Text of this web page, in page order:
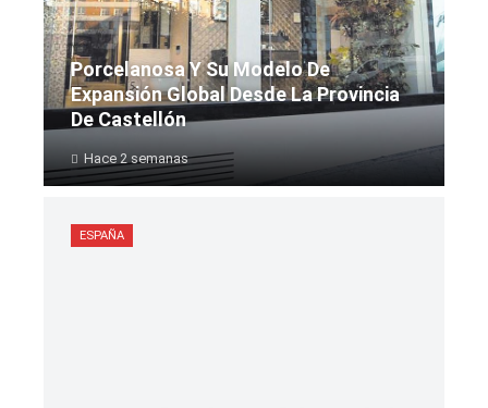
Porcelanosa Y Su Modelo De
Expansión Global Desde La Provincia
De Castellón
Hace 2 semanas
ESPAÑA